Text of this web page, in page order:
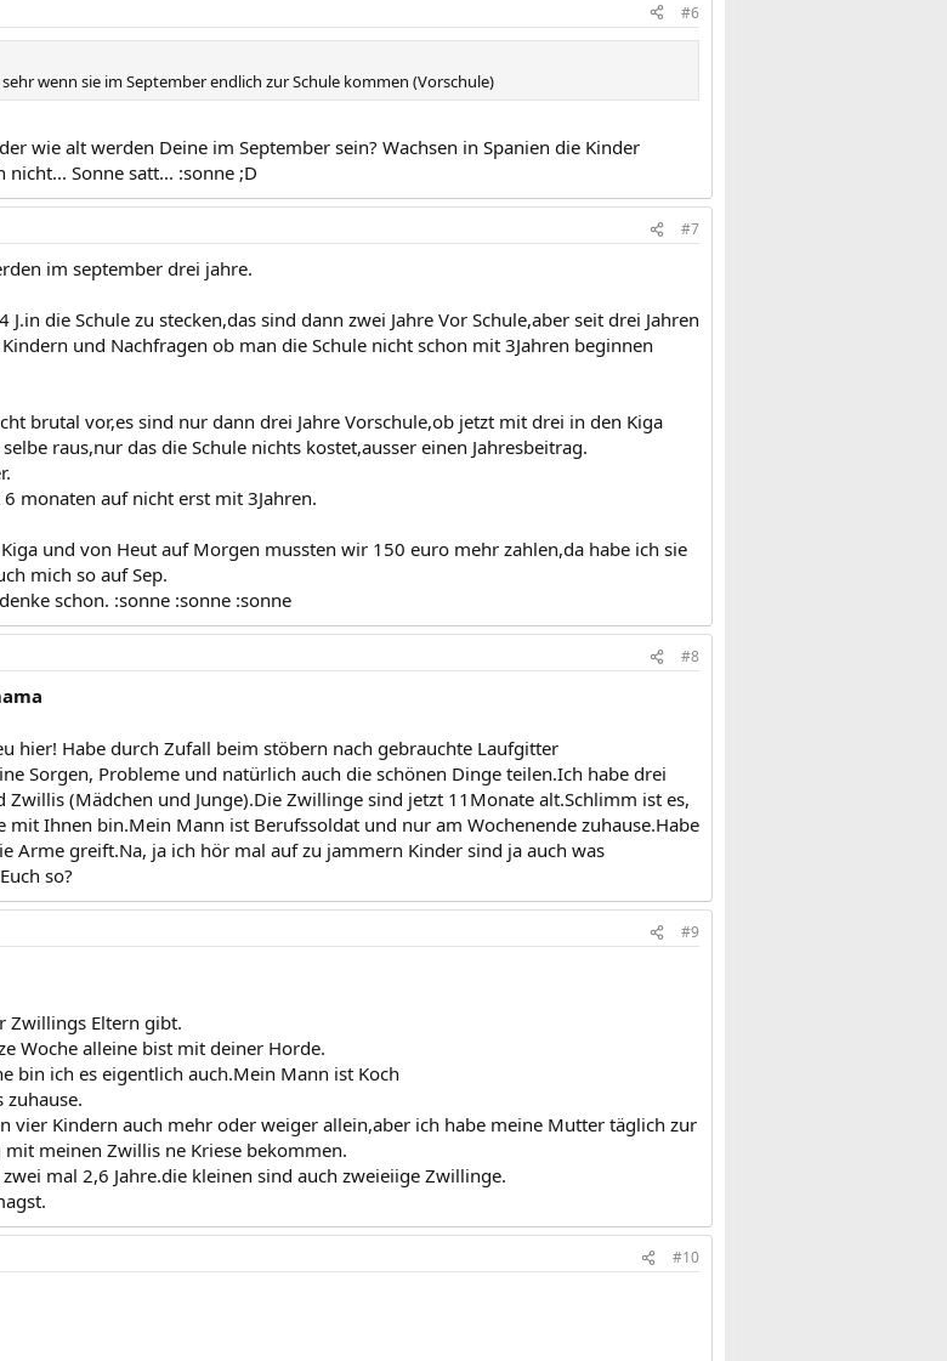
#6
wenn sie im September endlich zur Schule kommen (Vorschule)
wie alt werden Deine im September sein? Wachsen in Spanien die Kinder
Sonne satt... :sonne ;D
#7
im september drei jahre.
die Schule zu stecken,das sind dann zwei Jahre Vor Schule,aber seit drei Jahren
und Nachfragen ob man die Schule nicht schon mit 3Jahren beginnen
brutal vor,es sind nur dann drei Jahre Vorschule,ob jetzt mit drei in den Kiga
raus,nur das die Schule nichts kostet,ausser einen Jahresbeitrag.
monaten auf nicht erst mit 3Jahren.
und von Heut auf Morgen mussten wir 150 euro mehr zahlen,da habe ich sie
mich so auf Sep.
schon. :sonne :sonne :sonne
#8
hier! Habe durch Zufall beim stöbern nach gebrauchte Laufgitter
Sorgen, Probleme und natürlich auch die schönen Dinge teilen.Ich habe drei
Zwillis (Mädchen und Junge).Die Zwillinge sind jetzt 11Monate alt.Schlimm ist es,
mit Ihnen bin.Mein Mann ist Berufssoldat und nur am Wochenende zuhause.Habe
Arme greift.Na, ja ich hör mal auf zu jammern Kinder sind ja auch was
so?
#9
Zwillings Eltern gibt.
Woche alleine bist mit deiner Horde.
bin ich es eigentlich auch.Mein Mann ist Koch
zuhause.
vier Kindern auch mehr oder weiger allein,aber ich habe meine Mutter täglich zur
meinen Zwillis ne Kriese bekommen.
mal 2,6 Jahre.die kleinen sind auch zweieiige Zwillinge.
#10